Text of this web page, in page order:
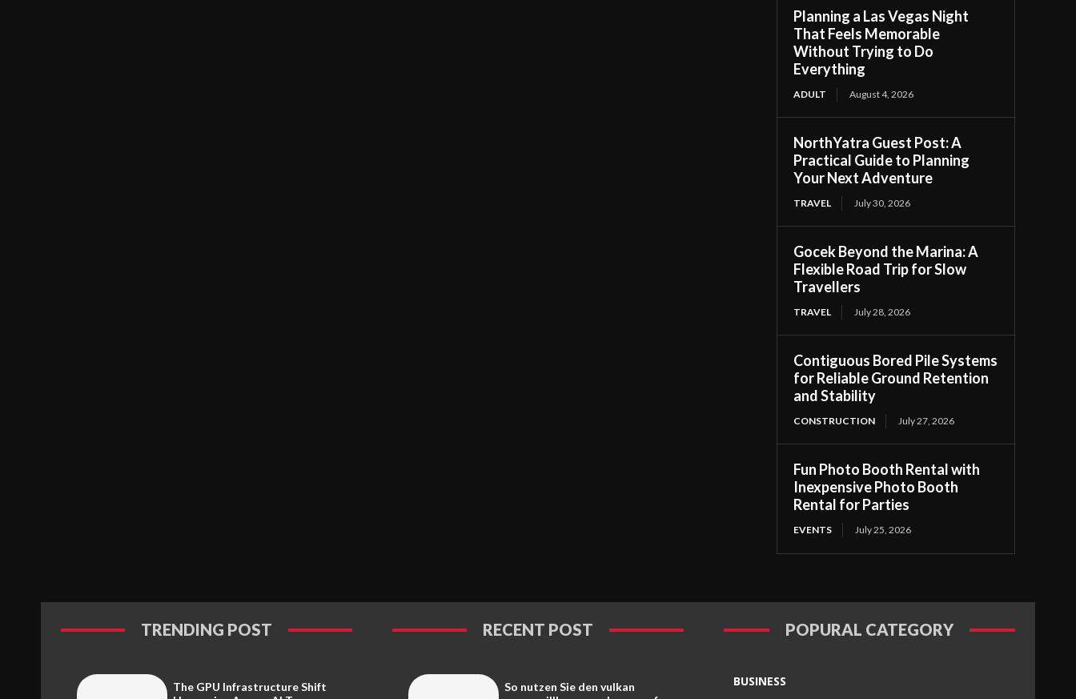
Planning a Las Vegas Night
That Feels Memorable
Without Trying to Do
Everything
ADULT August 4, 2026
NorthYatra Guest Post: A
Practical Guide to Planning
Your Next Adventure
TRAVEL July 30, 2026
Gocek Beyond the Marina: A
Flexible Road Trip for Slow
Travellers
TRAVEL July 28, 2026
Contiguous Bored Pile Systems
for Reliable Ground Retention
and Stability
CONSTRUCTION July 27, 2026
Fun Photo Booth Rental with
Inexpensive Photo Booth
Rental for Parties
EVENTS July 25, 2026
TRENDING POST
The GPU Infrastructure Shift
RECENT POST
So nutzen Sie den vulkan
POPURAL CATEGORY
BUSINESS